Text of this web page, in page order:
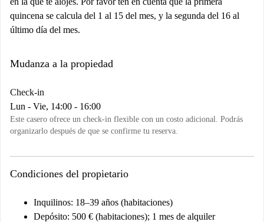
quincena se calcula del 1 al 15 del mes, y la segunda del 16 al
último día del mes.
Mudanza a la propiedad
Check-in
Lun - Vie, 14:00 - 16:00
Este casero ofrece un check-in flexible con un costo adicional. Podrás
organizarlo después de que se confirme tu reserva.
Condiciones del propietario
Inquilinos: 18–39 años (habitaciones)
Depósito: 500 € (habitaciones); 1 mes de alquiler